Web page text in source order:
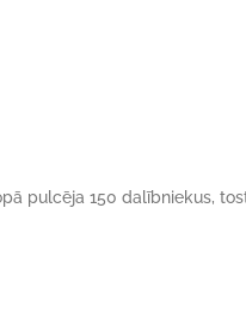
pulcēja 150 dalībniekus,